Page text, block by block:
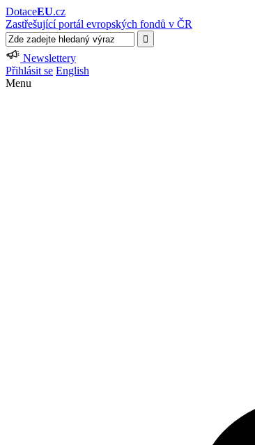
DotaceEU.cz
Zastřešující portál evropských fondů v ČR
Newslettery
Přihlásit se English
Menu